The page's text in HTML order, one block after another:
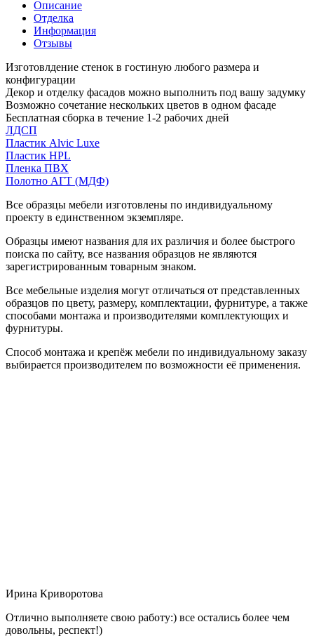
Описание
Отделка
Информация
Отзывы
Изготовлдение стенок в гостиную любого размера и
конфигурации
Декор и отделку фасадов можно выполнить под вашу задумку
Возможно сочетание нескольких цветов в одном фасаде
Бесплатная сборка в течение 1-2 рабочих дней
ЛДСП
Пластик Alvic Luxe
Пластик HPL
Пленка ПВХ
Полотно АГТ (МДФ)
Все образцы мебели изготовлены по индивидуальному
проекту в единственном экземпляре.
Образцы имеют названия для их различия и более быстрого
поиска по сайту, все названия образцов не являются
зарегистрированным товарным знаком.
Все мебельные изделия могут отличаться от представленных
образцов по цвету, размеру, комплектации, фурнитуре, а также
способами монтажа и производителями комплектующих и
фурнитуры.
Способ монтажа и крепёж мебели по индивидуальному заказу
выбирается производителем по возможности её применения.
Ирина Криворотова
Отлично выполняете свою работу:) все остались более чем
довольны, респект!)